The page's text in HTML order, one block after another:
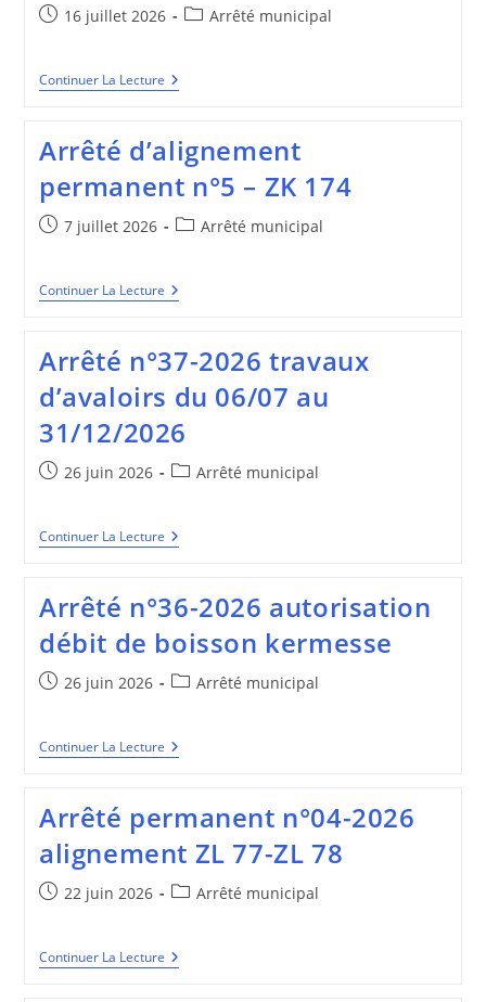
Publication
16 juillet 2026
PostArrêté municipal
Continuer La LectureArrêté
38-
Intervention
De
L’étude
De
L’assainissement
Sur
Arrêté d’alignement
permanent n°5 – ZK 174
Publication
7 juillet 2026
PostArrêté municipal
Continuer La LectureArrêté
D’alignement
–
ZK
174
Arrêté n°37-2026 travaux
d’avaloirs du 06/07 au
31/12/2026
Publication
26 juin 2026
PostArrêté municipal
Continuer La LectureArrêté
N°37-
D’avaloirs
Du
06/07
Au
31/12/2026
Arrêté n°36-2026 autorisation
débit de boisson kermesse
Publication
26 juin 2026
PostArrêté municipal
Continuer La LectureArrêté
N°36-
Débit
De
Boisson
Kermesse
Arrêté permanent n°04-2026
alignement ZL 77-ZL 78
Publication
22 juin 2026
PostArrêté municipal
Continuer La LectureArrêté
Permanent